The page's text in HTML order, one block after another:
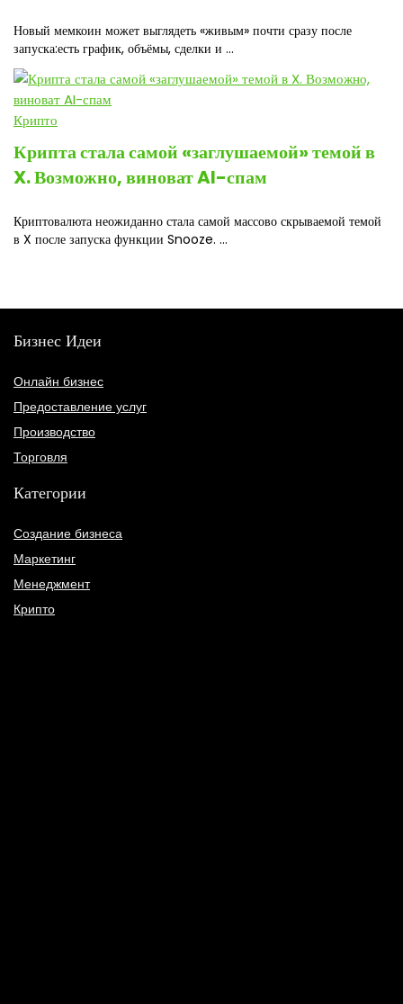
Новый мемкоин может выглядеть «живым» почти сразу после
запуска:есть график, объёмы, сделки и ...
Крипто
Крипта стала самой «заглушаемой» темой в
X. Возможно, виноват AI-спам
Криптовалюта неожиданно стала самой массово скрываемой темой
в X после запуска функции Snooze. ...
Бизнес Идеи
Онлайн бизнес
Предоставление услуг
Производство
Торговля
Категории
Создание бизнеса
Маркетинг
Менеджмент
Крипто